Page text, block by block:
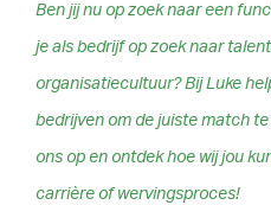
Ben jij nu op zoek naar een
je als bedrijf op zoek naar
organisatiecultuur? Bij Luke
bedrijven om de juiste match
ons op en ontdek hoe wij jou
carrière of wervingsproces!